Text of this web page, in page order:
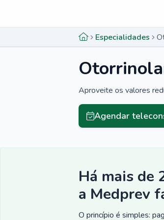
Especialidades
Aproveite os valores
Agendar
Há mais de
a Medprev
O princípio é simples: